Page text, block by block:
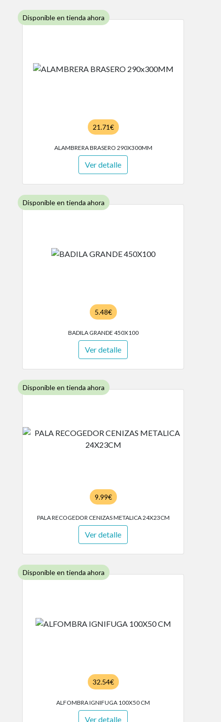
Disponible en tienda ahora
21.71€
ALAMBRERA BRASERO 290X300MM
Ver detalle
Disponible en tienda ahora
5.48€
BADILA GRANDE 450X100
Ver detalle
Disponible en tienda ahora
9.99€
PALA RECOGEDOR CENIZAS METALICA 24X23CM
Ver detalle
Disponible en tienda ahora
32.54€
ALFOMBRA IGNIFUGA 100X50 CM
Ver detalle